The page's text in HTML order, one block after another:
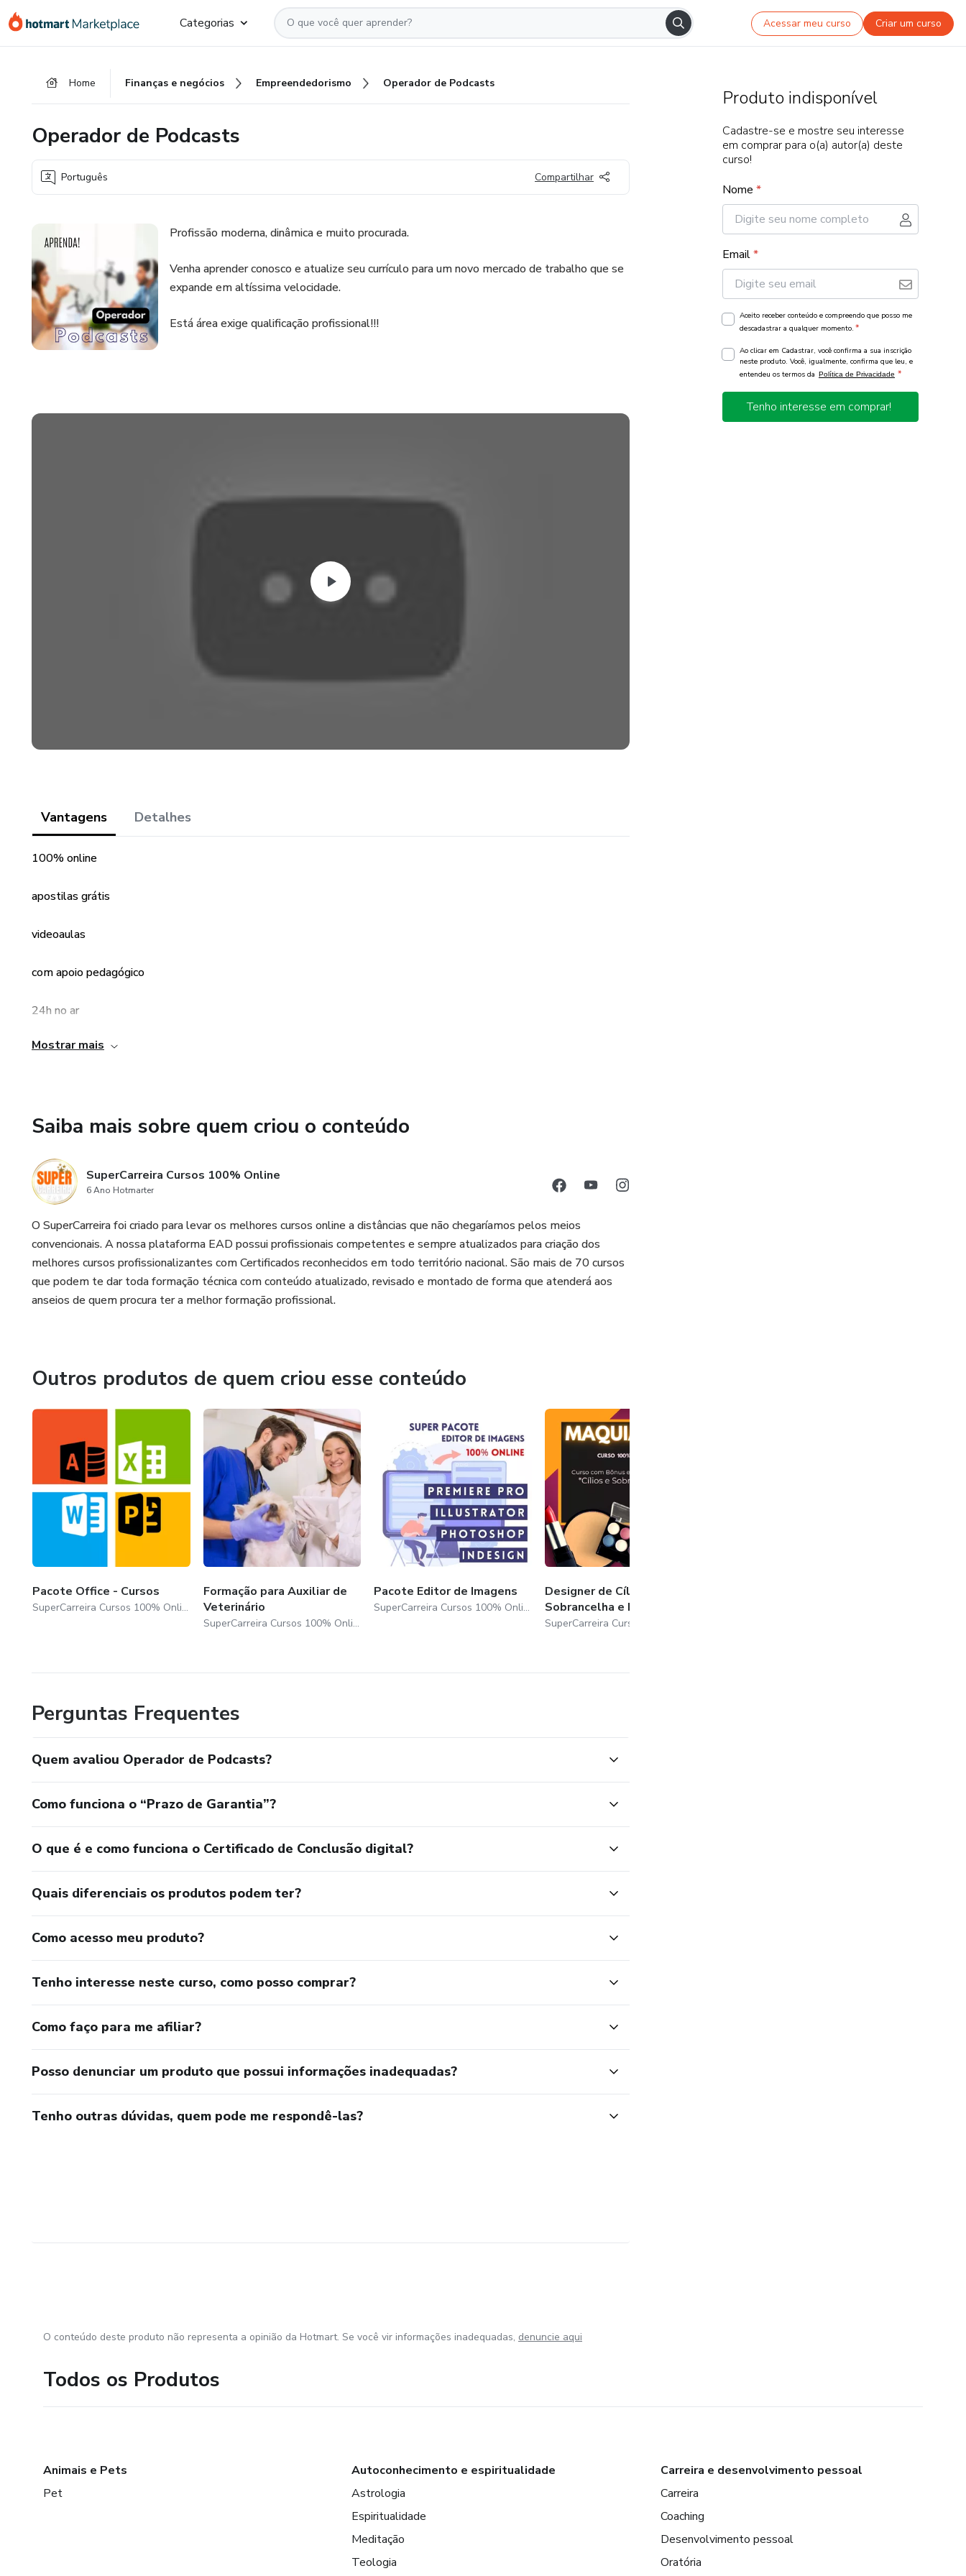
para
para
para
Categorias Acessar meu curso Criar um curso
Home Finanças e negócios Empreendedorismo Operador de Podcasts
Operador de Podcasts
Português Compartilhar
Profissão moderna, dinâmica e muito procurada.
Venha aprender conosco e atualize seu currículo para um novo mercado de trabalho que se
expande em altíssima velocidade.
Está área exige qualificação profissional!!!
Vantagens Detalhes
100% online
apostilas grátis
videoaulas
com apoio pedagógico
24h no ar
com certificado grátis
Mostrar mais
Saiba mais sobre quem criou o conteúdo
SuperCarreira Cursos 100% Online
6 Ano Hotmarter
O SuperCarreira foi criado para levar os melhores cursos online a distâncias que não chegaríamos pelos meios
convencionais. A nossa plataforma EAD possui profissionais competentes e sempre atualizados para criação dos
melhores cursos profissionalizantes com Certificados reconhecidos em todo território nacional. São mais de 70 cursos
que podem te dar toda formação técnica com conteúdo atualizado, revisado e montado de forma que atenderá aos
anseios de quem procura ter a melhor formação profissional.
Outros produtos de quem criou esse conteúdo
Pacote Office - Cursos
SuperCarreira Cursos 100% Online
Formação para Auxiliar de
Veterinário
SuperCarreira Cursos 100% Online
Pacote Editor de Imagens
SuperCarreira Cursos 100% Online
Designer de Cílios &amp;
Sobrancelha e Maquiagem
Perguntas Frequentes
Quem avaliou Operador de Podcasts?
Como funciona o “Prazo de Garantia”?
O que é e como funciona o Certificado de Conclusão digital?
Quais diferenciais os produtos podem ter?
Como acesso meu produto?
Tenho interesse neste curso, como posso comprar?
Como faço para me afiliar?
Posso denunciar um produto que possui informações inadequadas?
Tenho outras dúvidas, quem pode me respondê-las?
Produto indisponível
Cadastre-se e mostre seu interesse
em comprar para o(a) autor(a) deste
curso!
Nome *
Email*
Aceito receber conteúdo e compreendo que posso me
descadastrar a qualquer momento. *
Ao clicar em Cadastrar, você confirma a sua inscrição
neste produto. Você, igualmente, confirma que leu, e
entendeu os termos da Política de Privacidade *
Tenho interesse em comprar!
O conteúdo deste produto não representa a opinião da Hotmart. Se você vir informações inadequadas, denuncie aqui
Todos os Produtos
Animais e Pets
Pet
Autoconhecimento e espiritualidade
Astrologia
Espiritualidade
Meditação
Teologia
Carreira e desenvolvimento pessoal
Carreira
Coaching
Desenvolvimento pessoal
Oratória